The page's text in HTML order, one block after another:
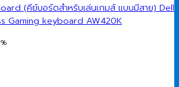
(คีย์บอร์ดสำหรับเล่นเกมส์ แบบมีสาย) Dell
Gaming keyboard AW420K